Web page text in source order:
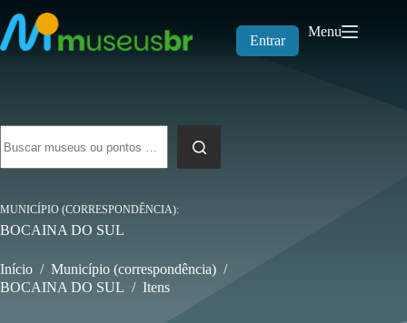
para
o
conteúdo
Entrar
Menu
resultados
MUNICÍPIO (CORRESPONDÊNCIA)
BOCAINA DO SUL
Início / Município (correspondência) /
BOCAINA DO SUL / Itens